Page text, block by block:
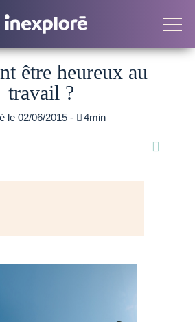
être heureux au
travail ?
le 02/06/2015 - 4min
